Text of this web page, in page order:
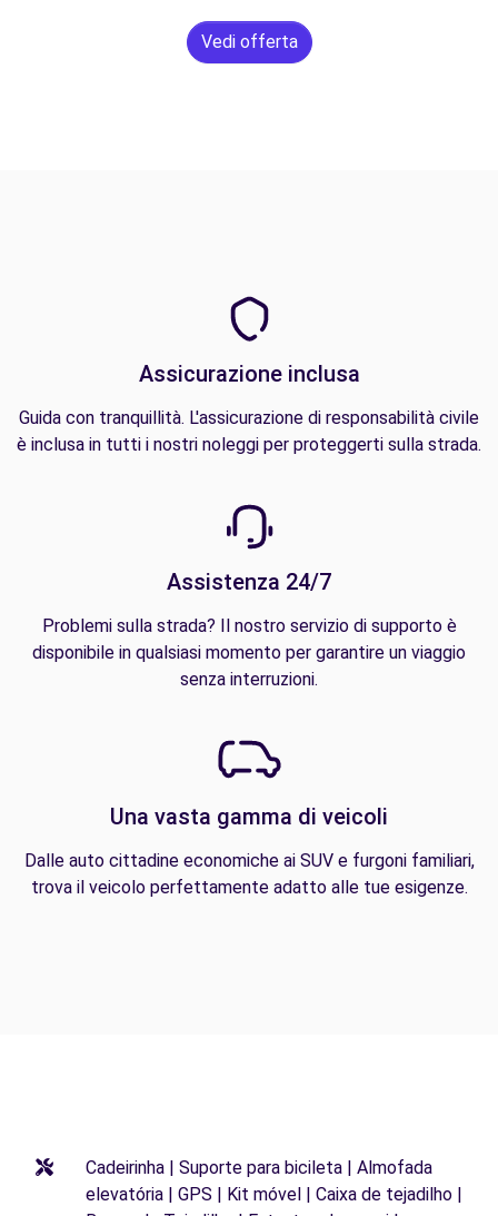
Vedi offerta
Assicurazione inclusa
Guida con tranquillità. L'assicurazione di responsabilità civile
è inclusa in tutti i nostri noleggi per proteggerti sulla strada.
Assistenza 24/7
Problemi sulla strada? Il nostro servizio di supporto è
disponibile in qualsiasi momento per garantire un viaggio
senza interruzioni.
Una vasta gamma di veicoli
Dalle auto cittadine economiche ai SUV e furgoni familiari,
trova il veicolo perfettamente adatto alle tue esigenze.
Cadeirinha | Suporte para bicileta | Almofada
elevatória | GPS | Kit móvel | Caixa de tejadilho |